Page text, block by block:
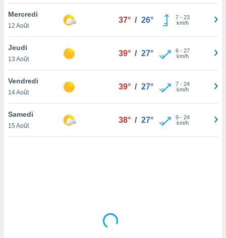
votre
à
en
le
Mercredi
12 Août
37° / 26° 7- 23
km/h
Jeudi
13 Août
39° / 27° 6- 27
km/h
Vendredi
14 Août
39° / 27° 7- 24
km/h
Samedi
15 Août
38° / 27° 9- 24
km/h